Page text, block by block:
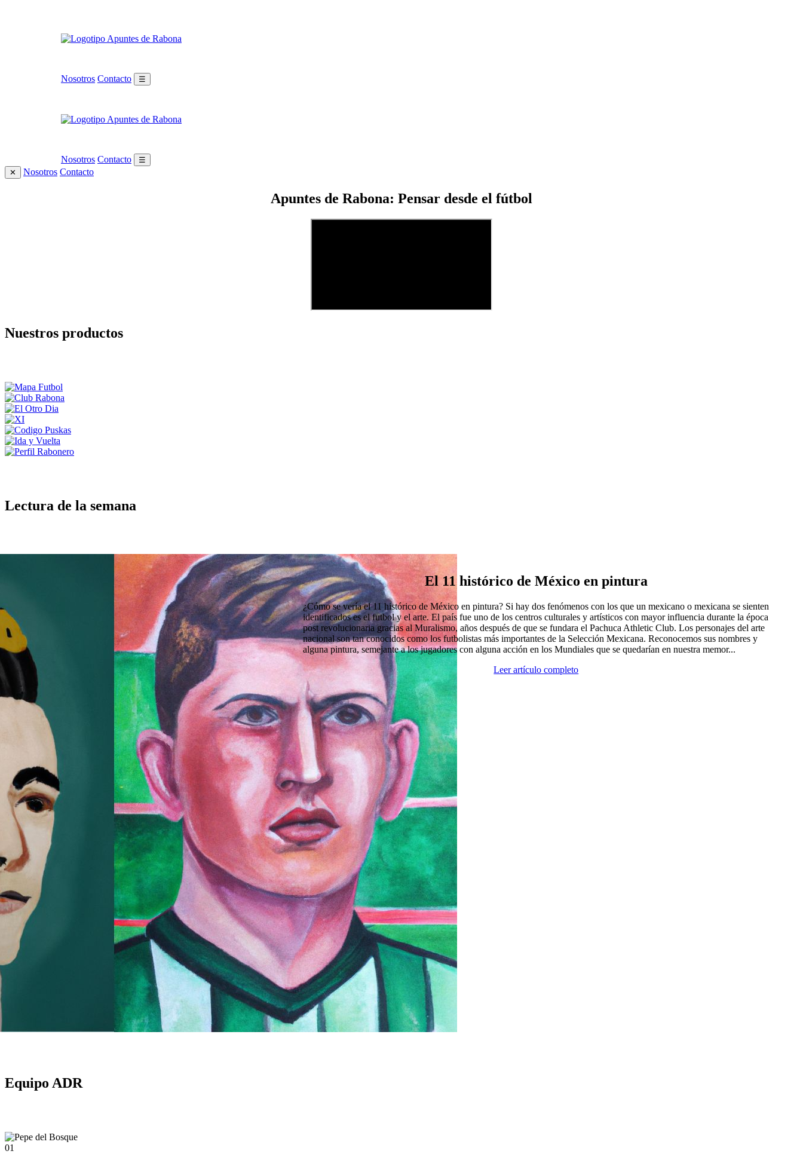
Nosotros Contacto ☰
Nosotros Contacto
☰
✕
Nosotros Contacto
Apuntes de Rabona: Pensar desde el fútbol
Nuestros productos
Lectura de la semana
El 11 histórico de México en pintura
¿Cómo se vería el 11 histórico de México en pintura? Si hay dos fenómenos con los que un mexicano o mexicana se sienten
identificados es el futbol y el arte. El país fue uno de los centros culturales y artísticos con mayor influencia durante la época
post revolucionaria gracias al Muralismo, años después de que se fundara el Pachuca Athletic Club. Los personajes del arte
nacional son tan conocidos como los futbolistas más importantes de la Selección Mexicana. Reconocemos sus nombres y
alguna pintura, semejante a los jugadores con alguna acción en los Mundiales que se quedarían en nuestra memor...
Leer artículo completo
Equipo ADR
01